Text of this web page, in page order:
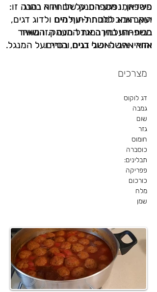
פירדאן, נפגע הטנק שלו והוא נהרג.
הוא הובא למנוחת-עולמים
בבית-העלמין במגדל העמק. השאיר
אחריו אישה ושני בנים והורים.
משפחתו מספרת על הבחירה במנה זו:
יעקב אהב ללכת לחוף הים ולדוג דגים,
משפחתו בחרה את המנה הזו מאחר
והוא אהב לאכול דגים, בסיר ועל המנגל.
מצרכים
דג לוקוס
גמבה
שום
גזר
חומוס
כוסברה
תבלינים:
פפריקה
כורכום
מלח
שמן